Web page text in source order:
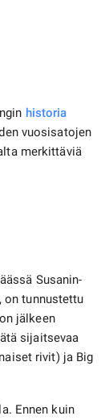
historia
vuosisatojen
merkittäviä
Susanin-
on tunnustettu
jälkeen
sijaitsevaa
rivit) ja Big
Ennen kuin